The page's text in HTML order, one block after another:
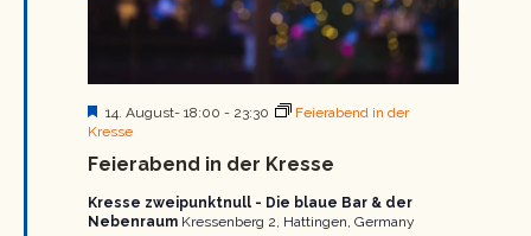
Feierabend in der Kresse
Hervorgehoben
14. August- 18:00 - 23:30
Feierabend in der
Kresse
Kresse zweipunktnull - Die blaue Bar & der
Nebenraum Kressenberg 2, Hattingen, Germany